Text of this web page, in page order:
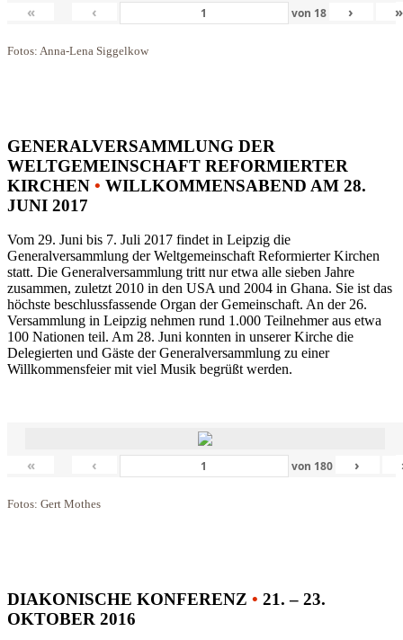
« ‹ von 18 › »
Fotos: Anna-Lena Siggelkow
GENERALVERSAMMLUNG DER
WELTGEMEINSCHAFT REFORMIERTER
KIRCHEN • WILLKOMMENSABEND AM 28.
JUNI 2017
Vom 29. Juni bis 7. Juli 2017 findet in Leipzig die
Generalversammlung der Weltgemeinschaft Reformierter Kirchen
statt. Die Generalversammlung tritt nur etwa alle sieben Jahre
zusammen, zuletzt 2010 in den USA und 2004 in Ghana. Sie ist das
höchste beschlussfassende Organ der Gemeinschaft. An der 26.
Versammlung in Leipzig nehmen rund 1.000 Teilnehmer aus etwa
100 Nationen teil. Am 28. Juni konnten in unserer Kirche die
Delegierten und Gäste der Generalversammlung zu einer
Willkommensfeier mit viel Musik begrüßt werden.
« ‹ von 180 ›
Fotos: Gert Mothes
DIAKONISCHE KONFERENZ • 21. – 23.
OKTOBER 2016